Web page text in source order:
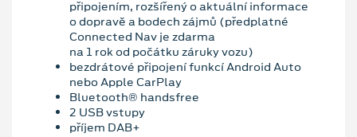
připojením, rozšířený o aktuální informace
o dopravě a bodech zájmů (předplatné
Connected Nav je zdarma
na 1 rok od počátku záruky vozu)
bezdrátové připojení funkcí Android Auto
nebo Apple CarPlay
Bluetooth® handsfree
2 USB vstupy
příjem DAB+